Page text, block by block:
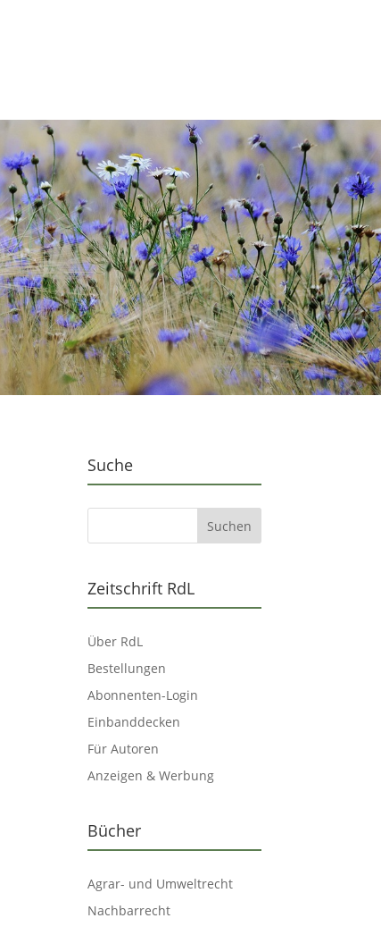
Bücher
Suche
Zeitschrift RdL
Über RdL
Bestellungen
Abonnenten-Login
Einbanddecken
Für Autoren
Anzeigen & Werbung
Bücher
Agrar- und Umweltrecht
Nachbarrecht